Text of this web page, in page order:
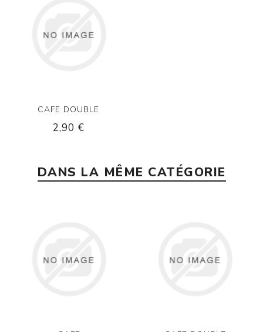
CAFE DOUBLE
2,90 €
DANS LA MÊME CATÉGORIE